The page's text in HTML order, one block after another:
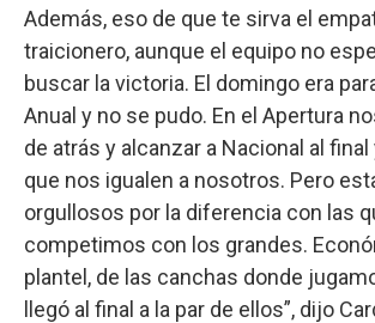
Además, eso de que te sirva el
traicionero, aunque el equipo no
buscar la victoria. El domingo era
Anual y no se pudo. En el Apertura
de atrás y alcanzar a Nacional al
que nos igualen a nosotros. Pero
orgullosos por la diferencia con las
competimos con los grandes.
plantel, de las canchas donde
llegó al final a la par de ellos”, dijo